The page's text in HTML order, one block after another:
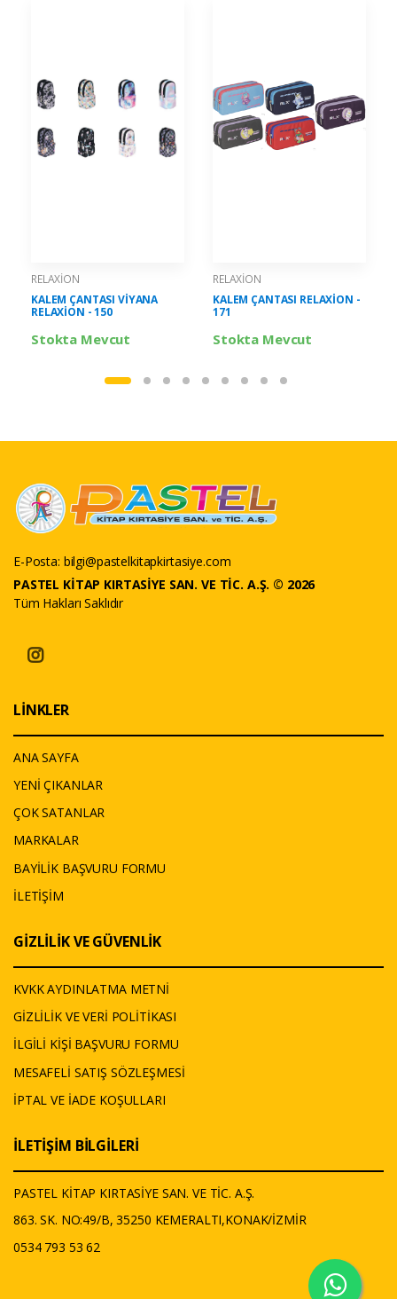
RELAXİON
KALEM ÇANTASI VİYANA
RELAXİON - 150
Stokta Mevcut
RELAXİON
KALEM ÇANTASI RELAXİON -
171
Stokta Mevcut
E-Posta: bilgi@pastelkitapkirtasiye.com
PASTEL KİTAP KIRTASİYE SAN. VE TİC. A.Ş. © 2026
Tüm Hakları Saklıdır
LİNKLER
ANA SAYFA
YENİ ÇIKANLAR
ÇOK SATANLAR
MARKALAR
BAYİLİK BAŞVURU FORMU
İLETİŞİM
GİZLİLİK VE GÜVENLİK
KVKK AYDINLATMA METNİ
GİZLİLİK VE VERİ POLİTİKASI
İLGİLİ KİŞİ BAŞVURU FORMU
MESAFELİ SATIŞ SÖZLEŞMESİ
İPTAL VE İADE KOŞULLARI
İLETİŞİM BİLGİLERİ
PASTEL KİTAP KIRTASİYE SAN. VE TİC. A.Ş.
863. SK. NO:49/B, 35250 KEMERALTI,KONAK/İZMİR
0534 793 53 62